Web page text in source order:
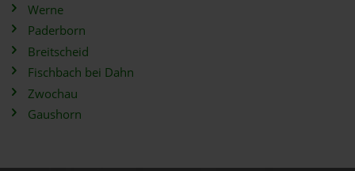
Werne
Paderborn
Breitscheid
Fischbach bei Dahn
Zwochau
Gaushorn